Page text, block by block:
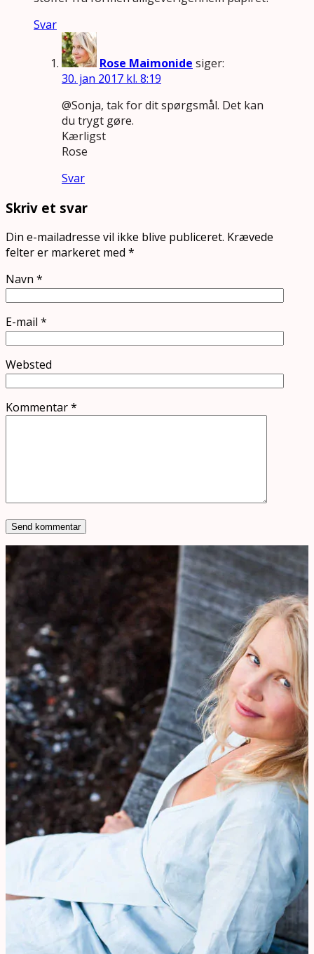
Svar
Rose Maimonide siger:
30. jan 2017 kl. 8:19
@Sonja, tak for dit spørgsmål. Det kan
du trygt gøre.
Kærligst
Rose
Svar
Skriv et svar
Din e-mailadresse vil ikke blive publiceret. Krævede
felter er markeret med *
Navn *
E-mail *
Websted
Kommentar*